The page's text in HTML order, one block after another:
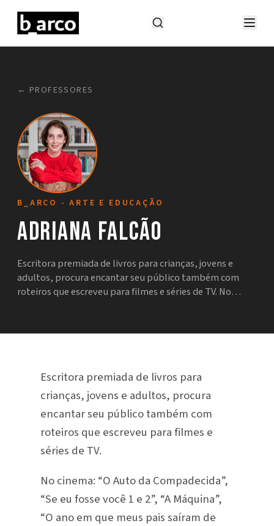
← PROFESSORES
B_ARCO - ARTE E EDUCAÇÃO
Adriana Falcão
Escritora premiada de livros para crianças, jovens e
adultos, procura encantar seu público também com
roteiros que escreveu para filmes e séries de TV. No…
Escritora premiada de livros para
crianças, jovens e adultos, procura
encantar seu público também com
roteiros que escreveu para filmes e
séries de TV.
No cinema: “O Auto da Compadecida”,
“Se eu fosse você 1 e 2”, “A Máquina”,
“O ano em que meus pais saíram de